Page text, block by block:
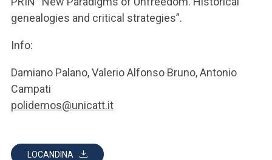
genealogies and critical strategies”.
Info:
Damiano Palano, Valerio Alfonso Bruno, Antonio
Campati
polidemos@unicatt.it
LOCANDINA